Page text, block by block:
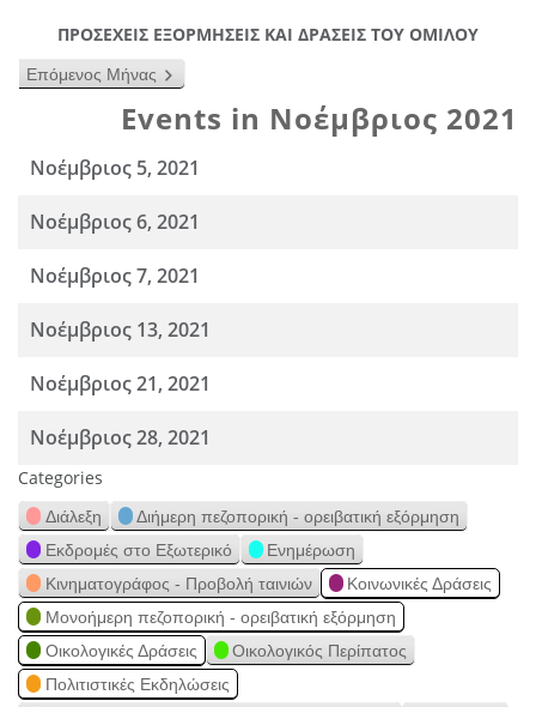
ΠΡΟΣΕΧΕΙΣ ΕΞΟΡΜΗΣΕΙΣ ΚΑΙ ΔΡΑΣΕΙΣ ΤΟΥ ΟΜΙΛΟΥ
Επόμενος Μήνας
Events in Νοέμβριος 2021
Νοέμβριος 5, 2021
Νοέμβριος 6, 2021
Νοέμβριος 7, 2021
Νοέμβριος 13, 2021
Νοέμβριος 21, 2021
Νοέμβριος 28, 2021
Categories
Διάλεξη
Διήμερη πεζοπορική - ορειβατική εξόρμηση
Εκδρομές στο Εξωτερικό
Ενημέρωση
Κινηματογράφος - Προβολή ταινιών
Κοινωνικές Δράσεις
Μονοήμερη πεζοπορική - ορειβατική εξόρμηση
Οικολογικές Δράσεις
Οικολογικός Περίπατος
Πολιτιστικές Εκδηλώσεις